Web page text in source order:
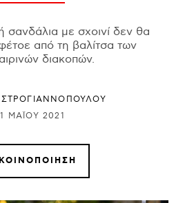
με σχοινί δεν θα
από τη βαλίτσα των
διακοπών.
ΜΑΪ́ΟΥ 2021
ΚΟΙΝΟΠΟΊΗΣΗ